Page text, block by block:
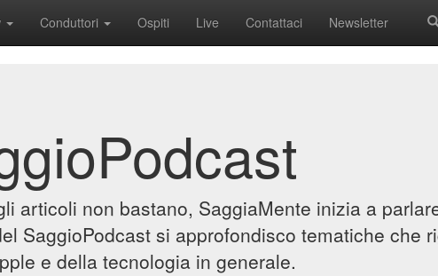
Conduttori Ospiti Live Contattaci Newsletter
articoli non bastano, SaggiaMente inizia a
SaggioPodcast si approfondisco tematiche che
e della tecnologia in generale.